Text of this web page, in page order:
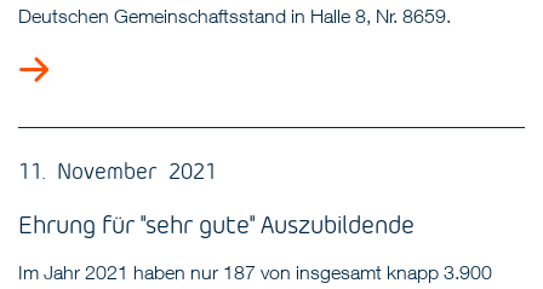
Deutschen Gemeinschaftsstand in Halle 8, Nr. 8659.
11. November 2021
Ehrung für "sehr gute" Auszubildende
Im Jahr 2021 haben nur 187 von insgesamt knapp 3.900